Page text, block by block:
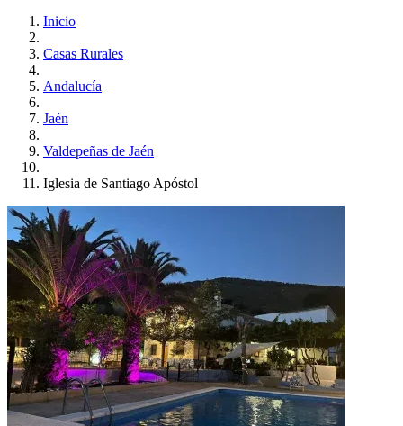
Inicio
Casas Rurales
Andalucía
Jaén
Valdepeñas de Jaén
Iglesia de Santiago Apóstol